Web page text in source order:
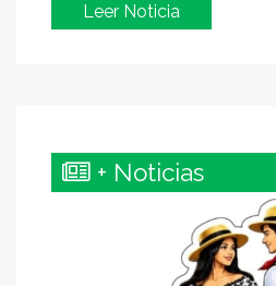
Leer Noticia
+ Noticias